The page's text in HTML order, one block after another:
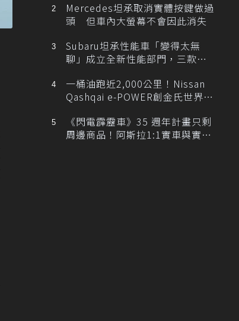
Mercedes坦承取消實體按鍵做過
頭 但車內大螢幕不會因此消失
Subaru坦承性能車「變得太無
聊」成立全新性能部門，三款手
一桶油跑近2,000公里！Nissan
Qashqai e-POWER創金氏世界紀
《閃電霹靂車》35 週年計畫只剩
周邊商品！阿斯拉1:1實車與實體